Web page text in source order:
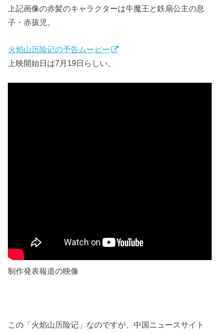
上記画像の赤髪のキャラクターは牛魔王と鉄扇公主の息
子・赤孩児。
火焰山历险记の予告ムービー
上映開始日は7月19日らしい。
制作発表報道の映像
この「火焰山历险记」なのですが、中国ニュースサイト